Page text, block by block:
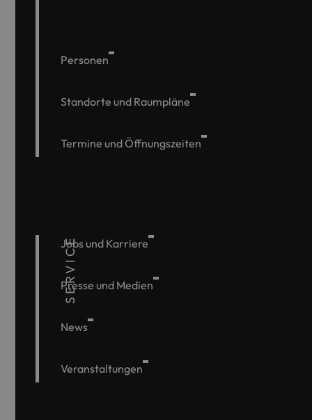
Personen
Standorte und Raumpläne
Termine und Öffnungszeiten
SERVICE
Jobs und Karriere
Presse und Medien
News
Veranstaltungen